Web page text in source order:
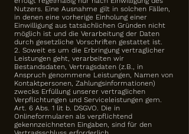
Nutzers. Eine Ausnahme gilt in solchen Fällen,
in denen eine vorherige Einholung einer
Einwilligung aus tatsächlichen Gründen nicht
möglich ist und die Verarbeitung der Daten
durch gesetzliche Vorschriften gestattet ist.
2. Soweit es um die Erbringung vertraglicher
Leistungen geht, verarbeiten wir
Bestandsdaten, Vertragsdaten (z.B., in
Anspruch genommene Leistungen, Namen von
Kontaktpersonen, Zahlungsinformationen)
zwecks Erfüllung unserer vertraglichen
Verpflichtungen und Serviceleistungen gem.
Art. 6 Abs. 1 lit b. DSGVO. Die in
Onlineformularen als verpflichtend
gekennzeichneten Eingaben, sind für den